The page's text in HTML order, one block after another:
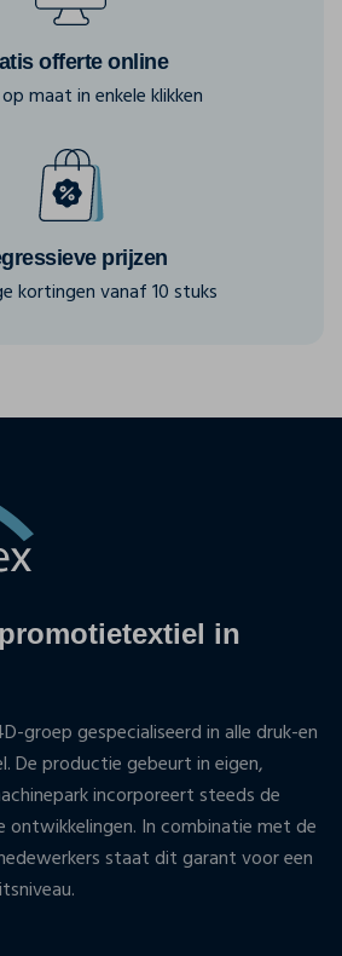
offerte online
maat in enkele klikken
prijzen
kortingen vanaf 10 stuks
in
groep gespecialiseerd in alle druk-en
De productie gebeurt in eigen,
incorporeert steeds de
In combinatie met de
staat dit garant voor een